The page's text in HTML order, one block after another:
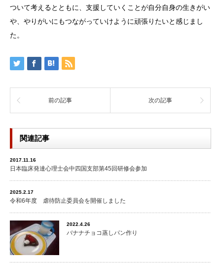
ついて考えるとともに、支援していくことが自分自身の生きがい
や、やりがいにもつながっていけように頑張りたいと感じまし
た。
前の記事 次の記事
関連記事
2017.11.16
日本臨床発達心理士会中四国支部第45回研修会参加
2025.2.17
令和6年度 虐待防止委員会を開催しました
2022.4.26
バナナチョコ蒸しパン作り